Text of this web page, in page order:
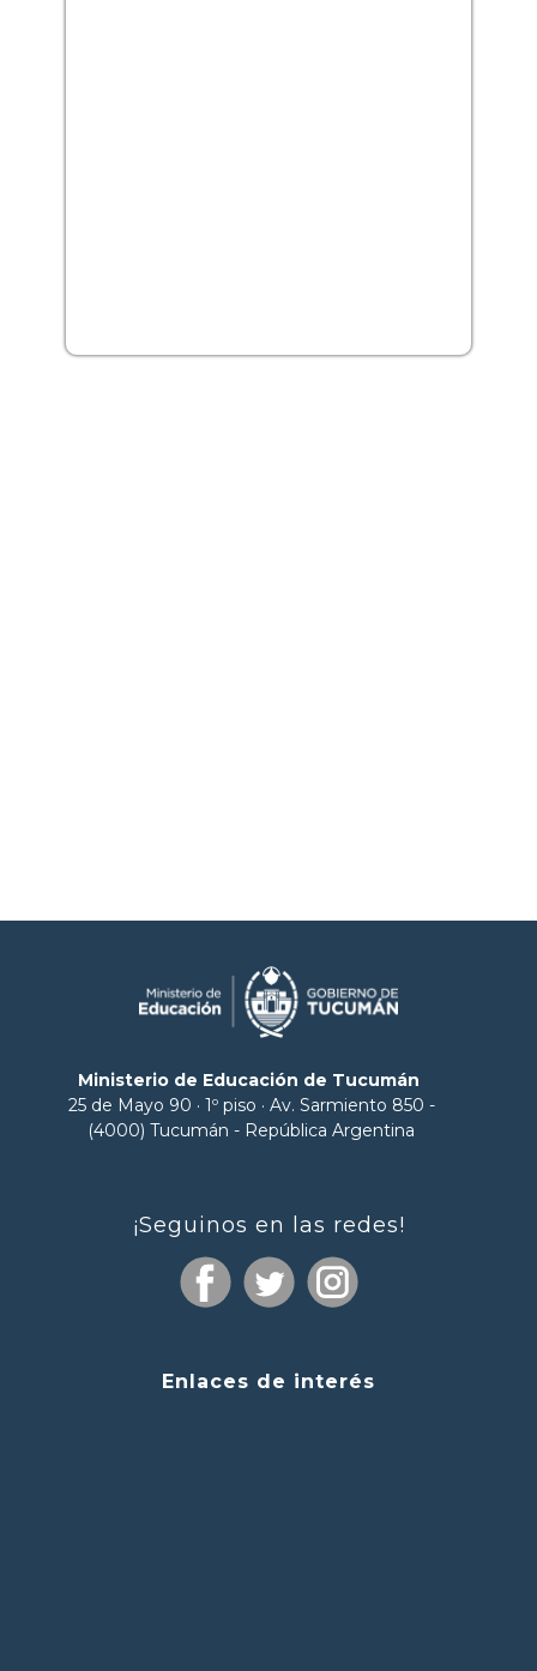
Ministerio de Educación de Tucumán
25 de Mayo 90 · 1º piso · Av. Sarmiento 850 -
(4000) Tucumán - República Argentina
¡Seguinos en las redes!
Enlaces de interés